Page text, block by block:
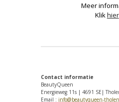
Meer
Klikhier
Contact informatie
BeautyQueen
Energieweg 11s | 4691 SE|
Email : info@beautyqueen-